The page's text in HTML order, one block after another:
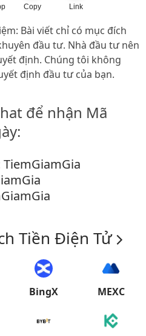
Copy Link
Bài viết chỉ có mục đích
đầu tư. Nhà đầu tư nên
định. Chúng tôi không
định đầu tư của bạn.
để nhận Mã
TiemGiamGia
Tiền Điện Tử
BingX MEXC